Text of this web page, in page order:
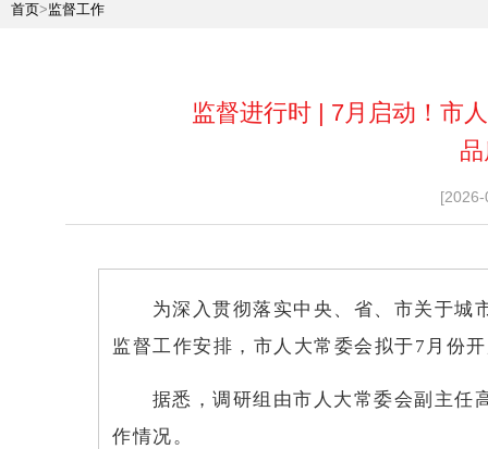
首页>监督工作
监督进行时 | 7月启动！市
为深入贯彻落实中央、省、市关于城
监督工作安排，市人大常委会拟于7月份
据悉，调研组由市人大常委会副主任
作情况。